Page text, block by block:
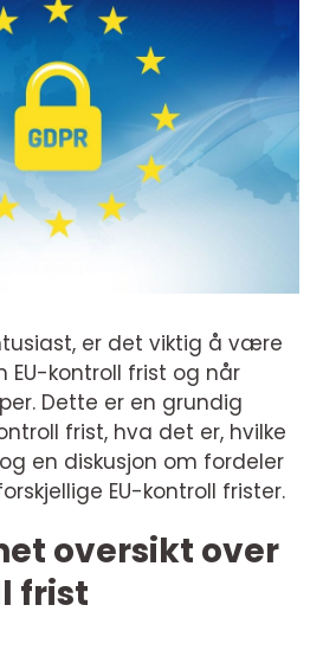
er det viktig å være
kontroll frist og når
Dette er en grundig
frist, hva det er, hvilke
en diskusjon om fordeler
EU-kontroll frister.
oversikt over
frist